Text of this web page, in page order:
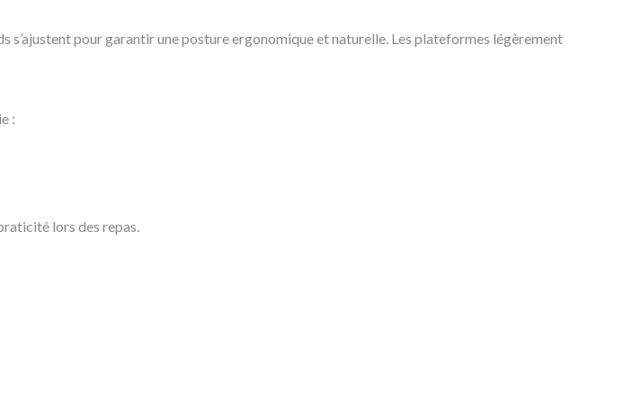
s’ajustent pour garantir une posture ergonomique et naturelle. Les plateformes légèrement
:
lors des repas.